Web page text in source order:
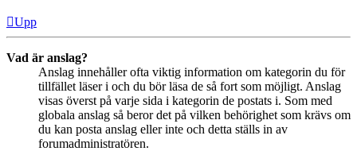
Upp
Vad är anslag?
Anslag innehåller ofta viktig information om kategorin du för
tillfället läser i och du bör läsa de så fort som möjligt. Anslag
visas överst på varje sida i kategorin de postats i. Som med
globala anslag så beror det på vilken behörighet som krävs om
du kan posta anslag eller inte och detta ställs in av
forumadministratören.